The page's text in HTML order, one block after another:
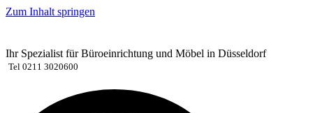
Zum Inhalt springen
Ihr Spezialist für Büroeinrichtung und Möbel in Düsseldorf
Tel 0211 3020600